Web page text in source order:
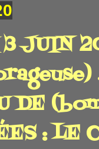
JUIN
DE
: LE